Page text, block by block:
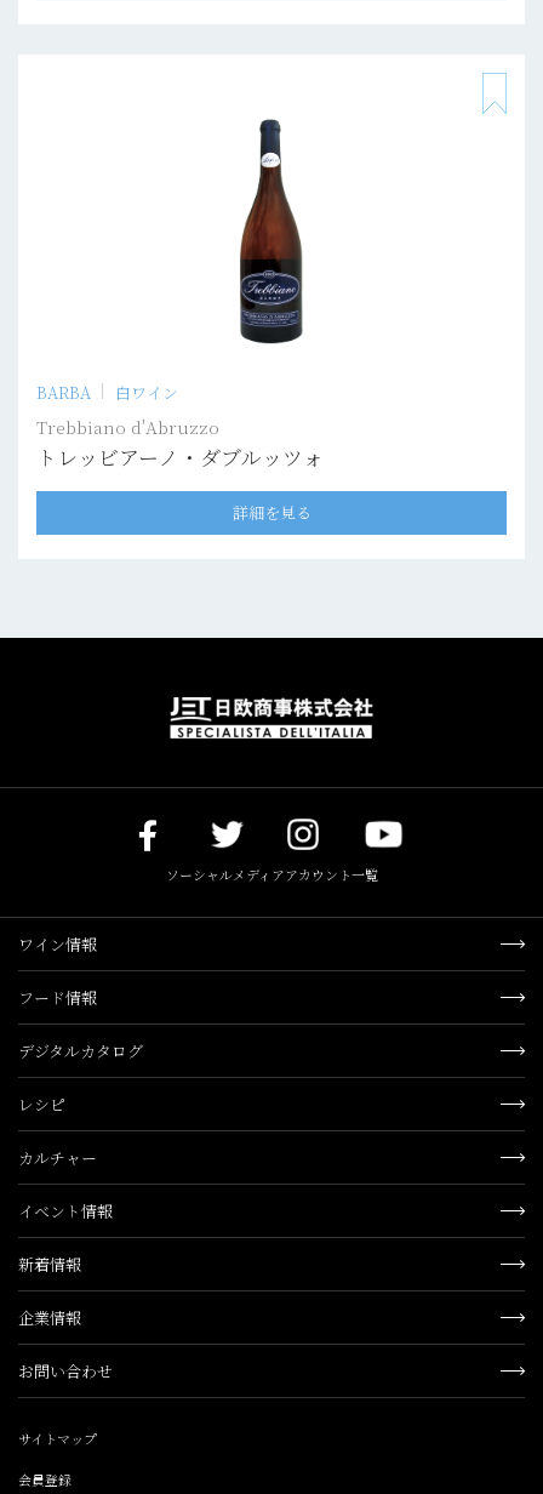
BARBA 白ワイン
Trebbiano d'Abruzzo
トレッビアーノ・ダブルッツォ
詳細を見る
ソーシャルメディアアカウント一覧
ワイン情報
フード情報
デジタルカタログ
レシピ
カルチャー
イベント情報
新着情報
企業情報
お問い合わせ
サイトマップ
会員登録